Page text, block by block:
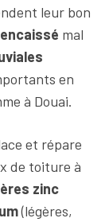
leur bon
mal
en
à Douai.
et répare
de toiture à
zinc
(légères,